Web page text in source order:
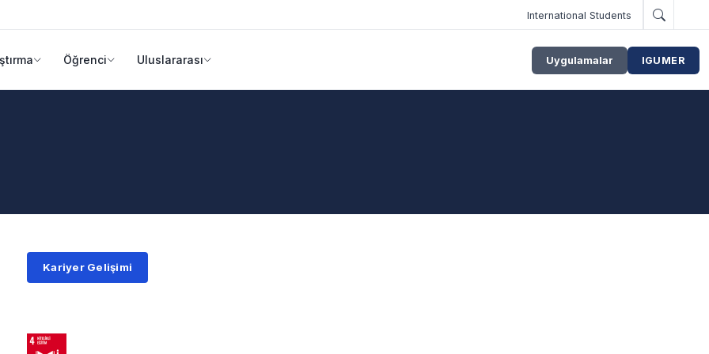
International Students
Öğrenci Uluslararası Uygulamalar IGUMER
Kariyer Gelişimi